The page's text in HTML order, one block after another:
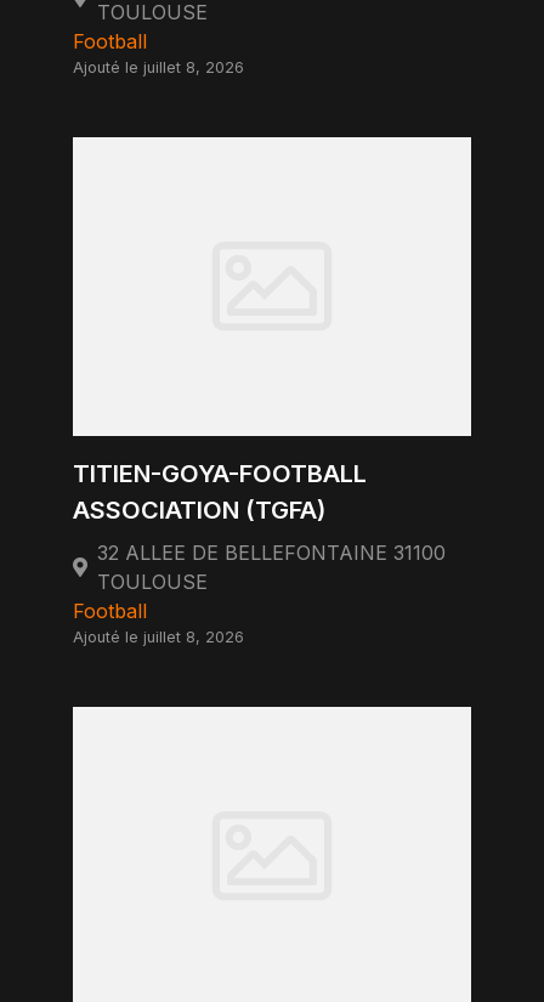
TOULOUSE
Football
Ajouté le juillet 8, 2026
TITIEN-GOYA-FOOTBALL
ASSOCIATION (TGFA)
32 ALLEE DE BELLEFONTAINE 31100
TOULOUSE
Football
Ajouté le juillet 8, 2026